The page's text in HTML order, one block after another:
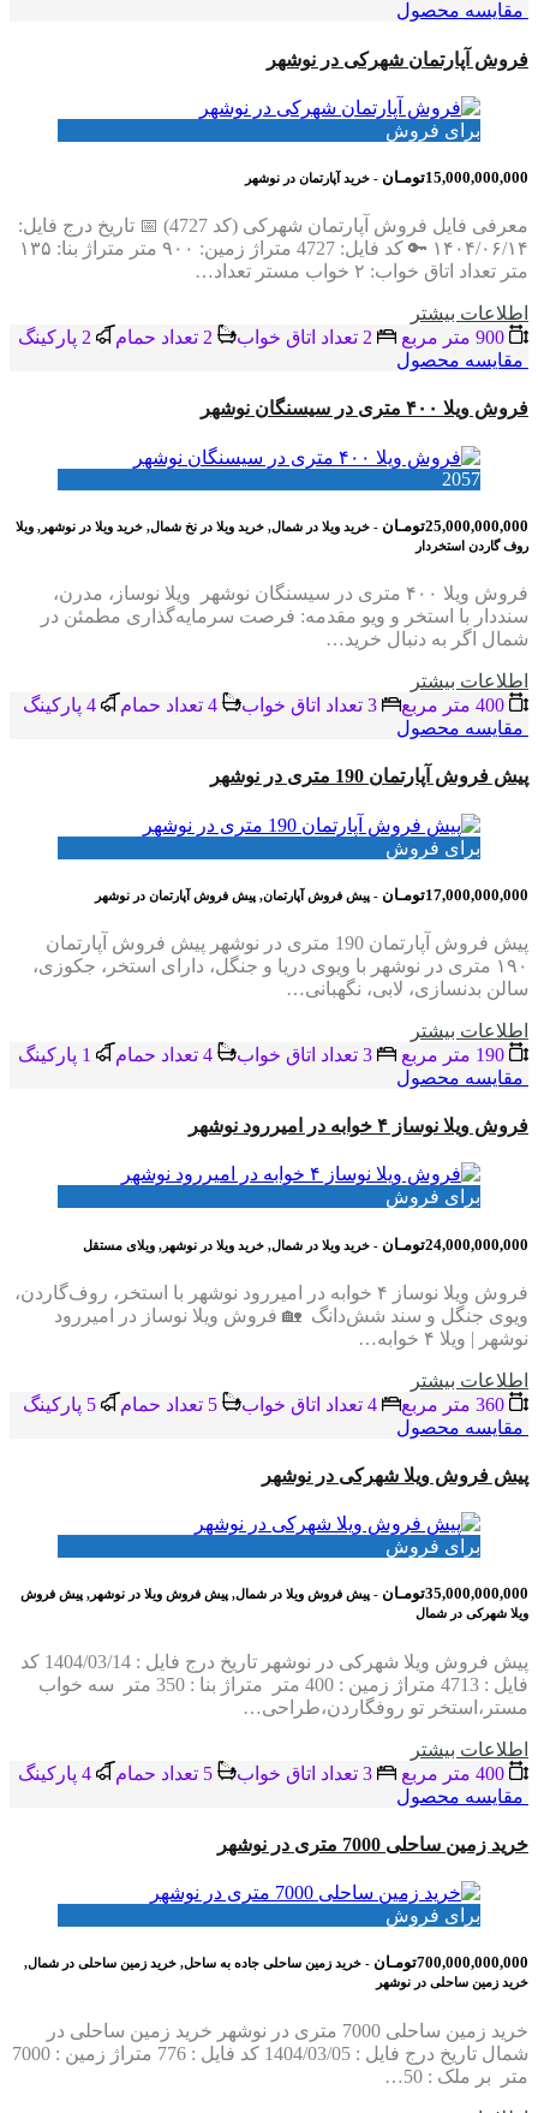
مقایسه محصول
فروش آپارتمان شهرکی در نوشهر
برای فروش
15,000,000,000تومـان - خرید آپارتمان در نوشهر
معرفی فایل فروش آپارتمان شهرکی (کد 4727) 📅 تاریخ درج فایل:
۱۴۰۴/۰۶/۱۴ 🔑 کد فایل: 4727 متراژ زمین: ۹۰۰ متر متراژ بنا: ۱۳۵
متر تعداد اتاق خواب: ۲ خواب مستر تعداد…
اطلاعات بيشتر
مقایسه محصول
فروش ویلا ۴۰۰ متری در سیسنگان نوشهر
2057
25,000,000,000تومـان
- خرید ویلا در شمال, خرید ویلا در نخ شمال, خرید ویلا در نوشهر, ویلا
روف گاردن استخردار
فروش ویلا ۴۰۰ متری در سیسنگان نوشهر ویلا نوساز، مدرن،
سنددار با استخر و ویو مقدمه: فرصت سرمایه‌گذاری مطمئن در
شمال اگر به دنبال خرید…
اطلاعات بيشتر
مقایسه محصول
پیش فروش آپارتمان 190 متری در نوشهر
برای فروش
17,000,000,000تومـان - پیش فروش آپارتمان, پیش فروش آپارتمان در نوشهر
پیش فروش آپارتمان 190 متری در نوشهر پیش فروش آپارتمان
۱۹۰ متری در نوشهر با ویوی دریا و جنگل، دارای استخر، جکوزی،
سالن بدنسازی، لابی، نگهبانی…
اطلاعات بيشتر
مقایسه محصول
فروش ویلا نوساز ۴ خوابه در امیررود نوشهر
برای فروش
24,000,000,000تومـان - خرید ویلا در شمال, خرید ویلا در نوشهر, ویلای مستقل
فروش ویلا نوساز ۴ خوابه در امیررود نوشهر با استخر، روف‌گاردن،
ویوی جنگل و سند شش‌دانگ 🏡 فروش ویلا نوساز در امیررود
نوشهر | ویلا ۴ خوابه…
اطلاعات بيشتر
مقایسه محصول
پیش فروش ویلا شهرکی در نوشهر
برای فروش
35,000,000,000تومـان
- پیش فروش ویلا در شمال, پیش فروش ویلا در نوشهر, پیش فروش
ویلا شهرکی در شمال
پیش فروش ویلا شهرکی در نوشهر تاریخ درج فایل : 1404/03/14 کد
فایل : 4713 متراژ زمین : 400 متر متراژ بنا : 350 متر سه خواب
مستر،استخر تو روفگاردن،طراحی…
اطلاعات بيشتر
مقایسه محصول
خرید زمین ساحلی 7000 متری در نوشهر
برای فروش
700,000,000,000تومـان
- خرید زمین ساحلی جاده به ساحل, خرید زمین ساحلی در شمال,
خرید زمین ساحلی در نوشهر
خرید زمین ساحلی 7000 متری در نوشهر خرید زمین ساحلی در
شمال تاریخ درج فایل : 1404/03/05 کد فایل : 776 متراژ زمین : 7000
متر بر ملک : 50…